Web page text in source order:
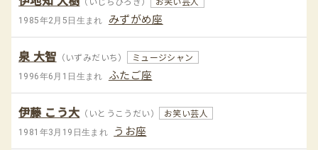
1985年2月5日生まれ みずがめ座
泉 大智 （いずみだいち） ミュージシャン
1996年6月1日生まれ ふたご座
伊藤 こう大 （いとうこうだい） お笑い芸人
1981年3月19日生まれ うお座